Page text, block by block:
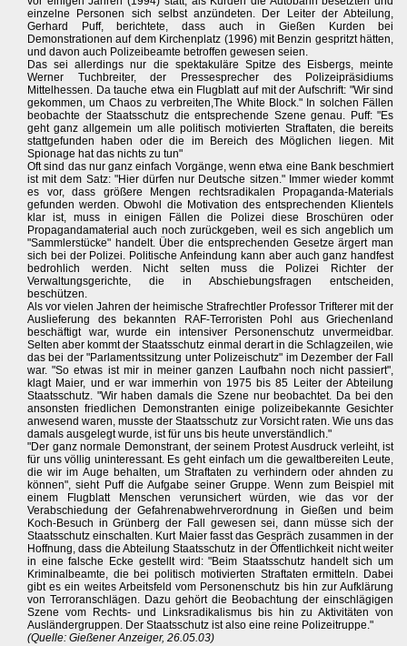
einzelne Personen sich selbst anzündeten. Der Leiter der Abteilung,
Gerhard Puff, berichtete, dass auch in Gießen Kurden bei
Demonstrationen auf dem Kirchenplatz (1996) mit Benzin gespritzt hätten,
und davon auch Polizeibeamte betroffen gewesen seien.
Das sei allerdings nur die spektakuläre Spitze des Eisbergs, meinte
Werner Tuchbreiter, der Pressesprecher des Polizeipräsidiums
Mittelhessen. Da tauche etwa ein Flugblatt auf mit der Aufschrift: "Wir sind
gekommen, um Chaos zu verbreiten,The White Block." In solchen Fällen
beobachte der Staatsschutz die entsprechende Szene genau. Puff: "Es
geht ganz allgemein um alle politisch motivierten Straftaten, die bereits
stattgefunden haben oder die im Bereich des Möglichen liegen. Mit
Spionage hat das nichts zu tun"
Oft sind das nur ganz einfach Vorgänge, wenn etwa eine Bank beschmiert
ist mit dem Satz: "Hier dürfen nur Deutsche sitzen." Immer wieder kommt
es vor, dass größere Mengen rechtsradikalen Propaganda-Materials
gefunden werden. Obwohl die Motivation des entsprechenden Klientels
klar ist, muss in einigen Fällen die Polizei diese Broschüren oder
Propagandamaterial auch noch zurückgeben, weil es sich angeblich um
"Sammlerstücke" handelt. Über die entsprechenden Gesetze ärgert man
sich bei der Polizei. Politische Anfeindung kann aber auch ganz handfest
bedrohlich werden. Nicht selten muss die Polizei Richter der
Verwaltungsgerichte, die in Abschiebungsfragen entscheiden,
beschützen.
Als vor vielen Jahren der heimische Strafrechtler Professor Trifterer mit der
Auslieferung des bekannten RAF-Terroristen Pohl aus Griechenland
beschäftigt war, wurde ein intensiver Personenschutz unvermeidbar.
Selten aber kommt der Staatsschutz einmal derart in die Schlagzeilen, wie
das bei der "Parlamentssitzung unter Polizeischutz" im Dezember der Fall
war. "So etwas ist mir in meiner ganzen Laufbahn noch nicht passiert",
klagt Maier, und er war immerhin von 1975 bis 85 Leiter der Abteilung
Staatsschutz. "Wir haben damals die Szene nur beobachtet. Da bei den
ansonsten friedlichen Demonstranten einige polizeibekannte Gesichter
anwesend waren, musste der Staatsschutz zur Vorsicht raten. Wie uns das
damals ausgelegt wurde, ist für uns bis heute unverständlich."
"Der ganz normale Demonstrant, der seinem Protest Ausdruck verleiht, ist
für uns völlig uninteressant. Es geht einfach um die gewaltbereiten Leute,
die wir im Auge behalten, um Straftaten zu verhindern oder ahnden zu
können", sieht Puff die Aufgabe seiner Gruppe. Wenn zum Beispiel mit
einem Flugblatt Menschen verunsichert würden, wie das vor der
Verabschiedung der Gefahrenabwehrverordnung in Gießen und beim
Koch-Besuch in Grünberg der Fall gewesen sei, dann müsse sich der
Staatsschutz einschalten. Kurt Maier fasst das Gespräch zusammen in der
Hoffnung, dass die Abteilung Staatsschutz in der Öffentlichkeit nicht weiter
in eine falsche Ecke gestellt wird: "Beim Staatsschutz handelt sich um
Kriminalbeamte, die bei politisch motivierten Straftaten ermitteln. Dabei
gibt es ein weites Arbeitsfeld vom Personenschutz bis hin zur Aufklärung
von Terroranschlägen. Dazu gehört die Beobachtung der einschlägigen
Szene vom Rechts- und Linksradikalismus bis hin zu Aktivitäten von
Ausländergruppen. Der Staatsschutz ist also eine reine Polizeitruppe."
(Quelle: Gießener Anzeiger, 26.05.03)